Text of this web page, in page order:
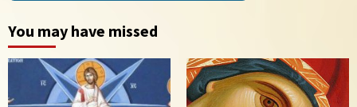
You may have missed